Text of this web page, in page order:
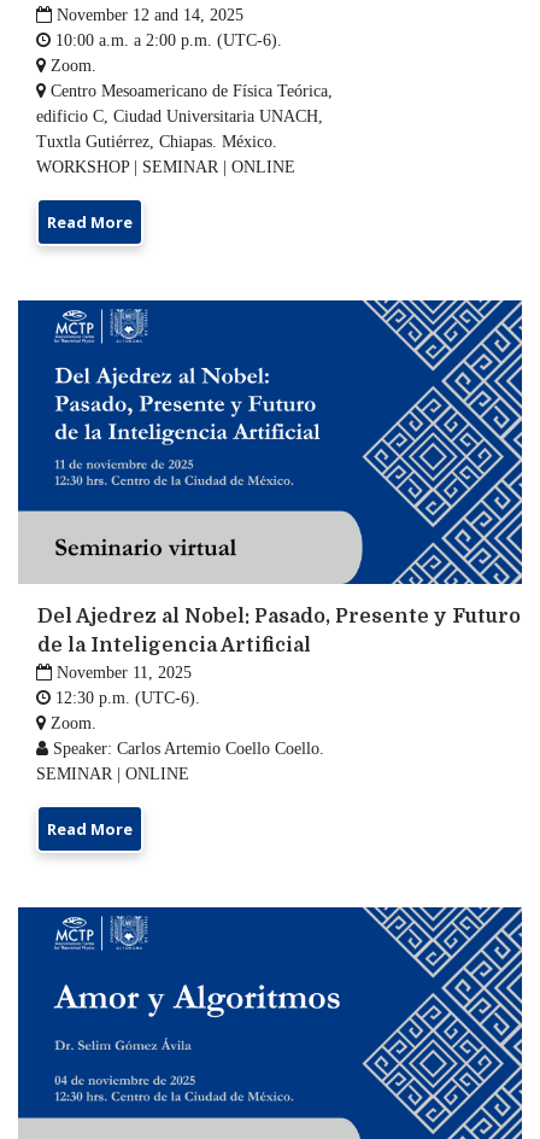
 November 12 and 14, 2025
 10:00 a.m. a 2:00 p.m. (UTC-6).
 Zoom.
 Centro Mesoamericano de Física Teórica,
edificio C, Ciudad Universitaria UNACH,
Tuxtla Gutiérrez, Chiapas. México.
WORKSHOP | SEMINAR | ONLINE
Read More
Del Ajedrez al Nobel: Pasado, Presente y Futuro
de la Inteligencia Artificial
 November 11, 2025
 12:30 p.m. (UTC-6).
 Zoom.
 Speaker: Carlos Artemio Coello Coello.
SEMINAR | ONLINE
Read More